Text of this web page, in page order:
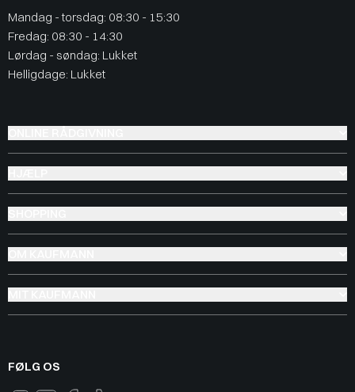
Mandag - torsdag: 08:30 - 15:30
Fredag: 08:30 - 14:30
Lørdag - søndag: Lukket
Helligdage: Lukket
FØLG OS